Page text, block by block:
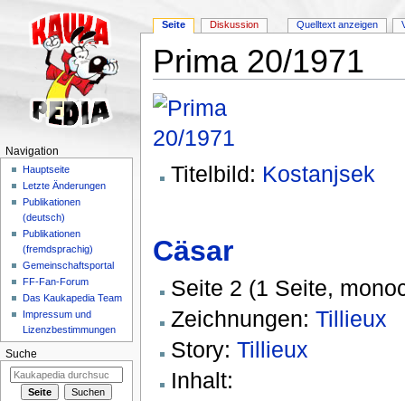
Prima 20/1971
Titelbild: Kostanjsek
Cäsar
Seite 2 (1 Seite,
Zeichnungen: Tillieux
Story: Tillieux
Inhalt:
Seite Diskussion Quelltext anzeigen
Navigation
Hauptseite
Letzte Änderungen
Publikationen
(deutsch)
Publikationen
(fremdsprachig)
Gemeinschaftsportal
FF-Fan-Forum
Das Kaukapedia Team
Impressum und
Lizenzbestimmungen
Suche